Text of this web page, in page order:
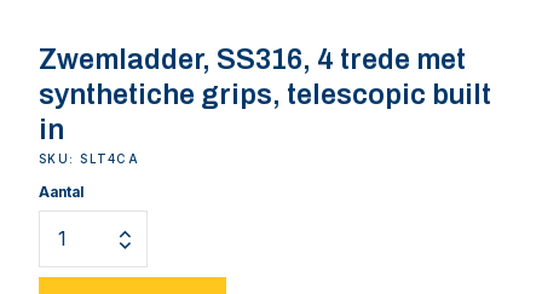
Zwemladder, SS316, 4 trede met
synthetiche grips, telescopic built
in
SKU: SLT4CA
Aantal